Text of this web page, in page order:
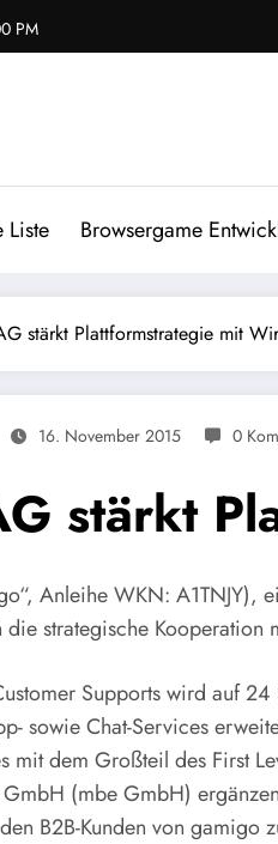
PM
Liste Browsergame
stärkt Plattformstrategie mit
16. November 2015 0
stärkt
Anleihe WKN: A1TNJY),
die strategische
Supports wird auf
sowie Chat-Services
mit dem Großteil des First
(mbe GmbH)
B2B-Kunden von gamigo